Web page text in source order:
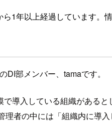
1年以上経過しています。
DI部メンバー、tamaです。
導入している組織がある
理者の中には「組織内に導